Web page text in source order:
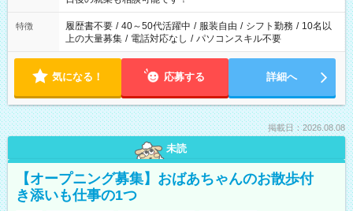
の勤務時間。 合計で週40時間を超える場合は応募できません。
特徴 履歴書不要 / 40～50代活躍中 / 服装自由 / シフト勤務 / 10名以
上の大量募集 / 電話対応なし / パソコンスキル不要
気になる！ 応募する 詳細へ
掲載日：2026.08.08
未読
【オープニング募集】おばあちゃんのお散歩付
き添いも仕事の1つ